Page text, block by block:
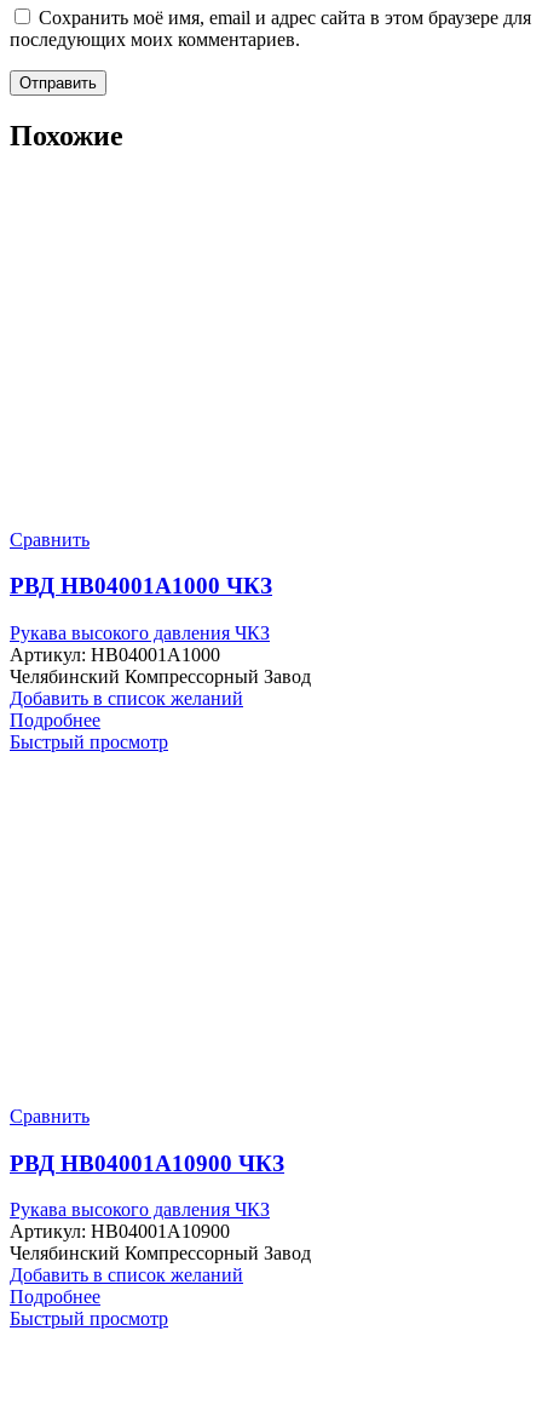
Сохранить моё имя, email и адрес сайта в этом браузере для
последующих моих комментариев.
Похожие
Сравнить
РВД HB04001A1000 ЧКЗ
Рукава высокого давления ЧКЗ
Артикул: HB04001A1000
Челябинский Компрессорный Завод
Добавить в список желаний
Подробнее
Быстрый просмотр
Сравнить
РВД HB04001A10900 ЧКЗ
Рукава высокого давления ЧКЗ
Артикул: HB04001A10900
Челябинский Компрессорный Завод
Добавить в список желаний
Подробнее
Быстрый просмотр